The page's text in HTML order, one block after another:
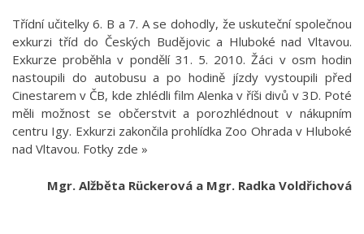
Třídní učitelky 6. B a 7. A se dohodly, že uskuteční společnou
exkurzi tříd do Českých Budějovic a Hluboké nad Vltavou.
Exkurze proběhla v pondělí 31. 5. 2010. Žáci v osm hodin
nastoupili do autobusu a po hodině jízdy vystoupili před
Cinestarem v ČB, kde zhlédli film Alenka v říši divů v 3D. Poté
měli možnost se občerstvit a porozhlédnout v nákupním
centru Igy. Exkurzi zakončila prohlídka Zoo Ohrada v Hluboké
nad Vltavou. Fotky zde »
Mgr. Alžběta Rückerová a Mgr. Radka Voldřichová